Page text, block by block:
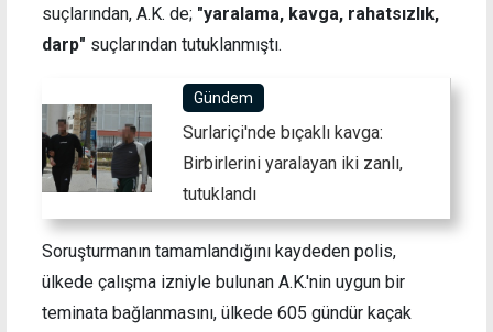
suçlarından, A.K. de; "yaralama, kavga, rahatsızlık,
darp" suçlarından tutuklanmıştı.
Gündem
Surlariçi'nde bıçaklı kavga:
Birbirlerini yaralayan iki zanlı,
tutuklandı
Soruşturmanın tamamlandığını kaydeden polis,
ülkede çalışma izniyle bulunan A.K.'nin uygun bir
teminata bağlanmasını, ülkede 605 gündür kaçak